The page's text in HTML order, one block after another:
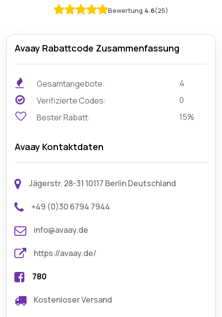
Bewertung 4.6(25)
Avaay Rabattcode Zusammenfassung
Gesamtangebote:
4
Verifizierte Codes:
0
Bester Rabatt:
15%
Avaay Kontaktdaten
Jägerstr. 28-31 10117 Berlin Deutschland
+49 (0)30 6794 7944
info@avaay.de
https://avaay.de/
780
Kostenloser Versand